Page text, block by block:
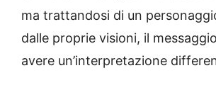
ma trattandosi di un
dalle proprie visioni, il
avere un’interpretazione